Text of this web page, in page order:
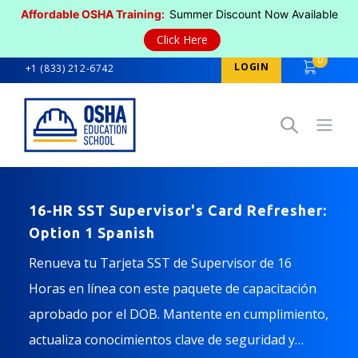
Affordable OSHA Training: Summer Discount Now Available
Click Here
+1 (833) 212-6742 LOGIN
0
16-HR SST Supervisor's Card Refresher:
Option 1 Spanish
Renueva tu Tarjeta SST de Supervisor de 16
Horas en línea con este paquete de capacitación
aprobado por el DOB. Mantente en cumplimiento,
actualiza conocimientos clave de seguridad y